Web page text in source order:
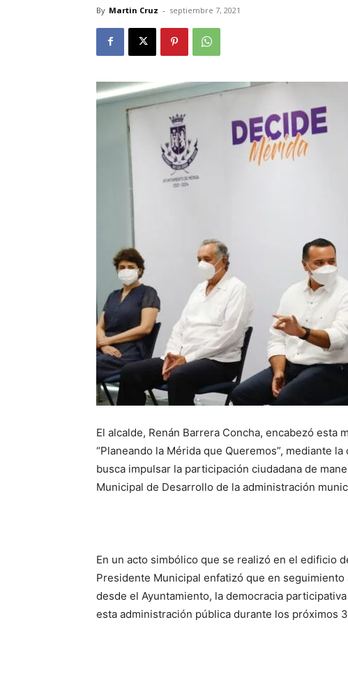
By Martin Cruz - septiembre 7, 2021
El alcalde, Renán Barrera Concha, encabezó esta
“Planeando la Mérida que Queremos”, mediante
busca impulsar la participación ciudadana de
Municipal de Desarrollo de la administración
En un acto simbólico que se realizó en el edificio
Presidente Municipal enfatizó que en
desde el Ayuntamiento, la democracia
esta administración pública durante los próximos